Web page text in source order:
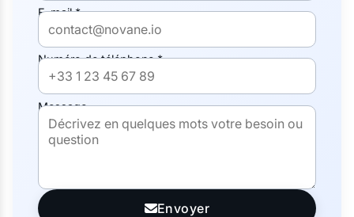
E-mail *
Numéro de téléphone *
Message
Envoyer